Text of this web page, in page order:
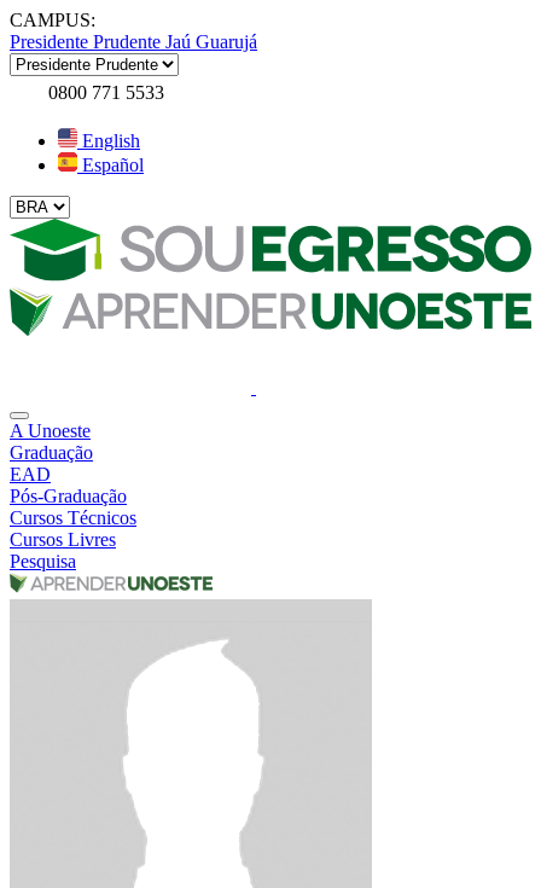
CAMPUS:
Presidente Prudente Jaú Guarujá
0800 771 5533
English
Español
A Unoeste
Graduação
EAD
Pós-Graduação
Cursos Técnicos
Cursos Livres
Pesquisa